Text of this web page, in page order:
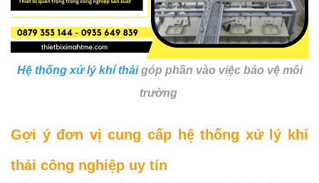
Hệ thống xử lý khí thảigóp phần vào việc bảo vệ môi
trường
Gợi ý đơn vị cung cấp hệ thống xử lý khí
thải công nghiệp uy tín